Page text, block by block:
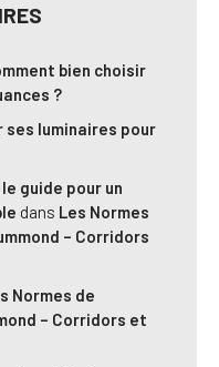
bien choisir
?
ses luminaires pour
guide pour un
dans Les Normes
– Corridors
Normes de
– Corridors et